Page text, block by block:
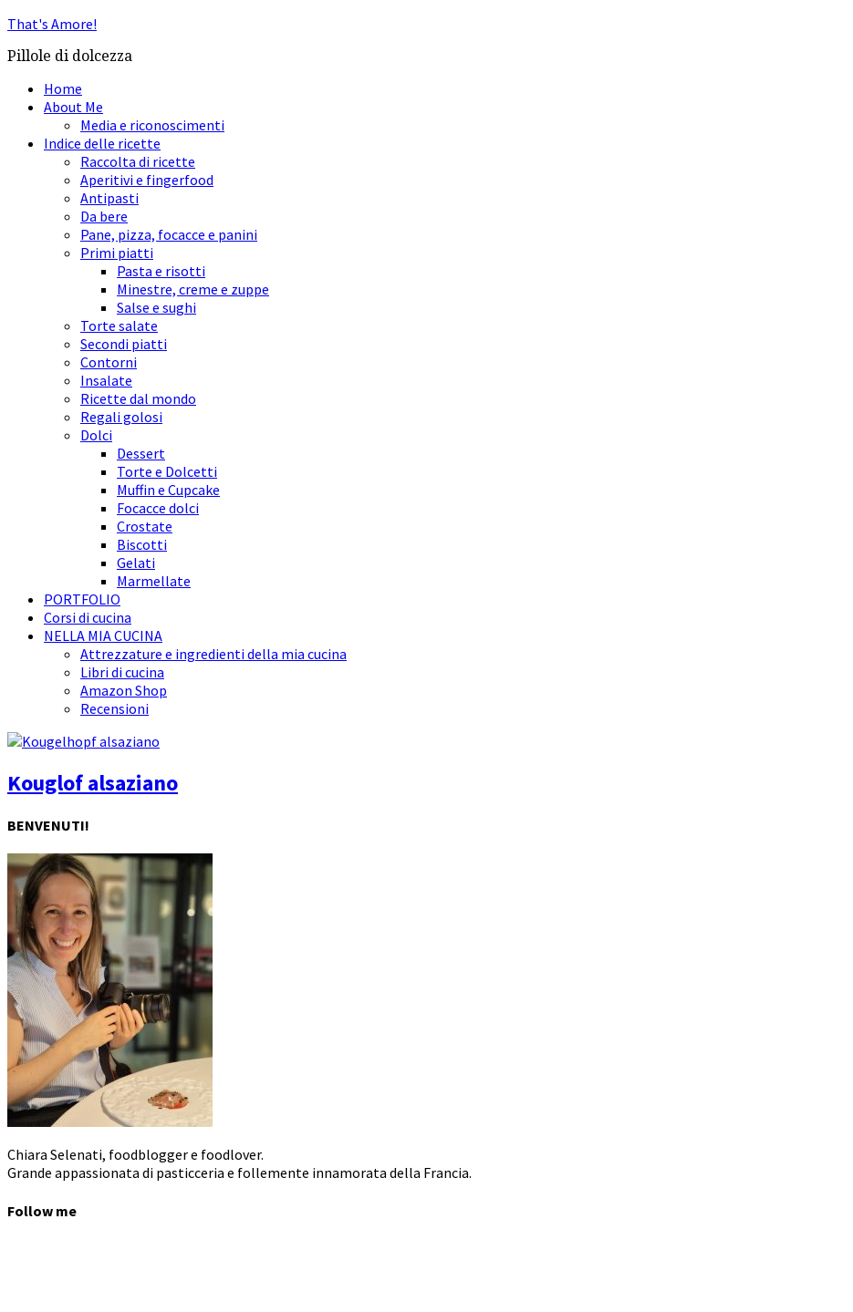
That's Amore!
Pillole di dolcezza
Home
About Me
Media e riconoscimenti
Indice delle ricette
Raccolta di ricette
Aperitivi e fingerfood
Antipasti
Da bere
Pane, pizza, focacce e panini
Primi piatti
Pasta e risotti
Minestre, creme e zuppe
Salse e sughi
Torte salate
Secondi piatti
Contorni
Insalate
Ricette dal mondo
Regali golosi
Dolci
Dessert
Torte e Dolcetti
Muffin e Cupcake
Focacce dolci
Crostate
Biscotti
Gelati
Marmellate
PORTFOLIO
Corsi di cucina
NELLA MIA CUCINA
Attrezzature e ingredienti della mia cucina
Libri di cucina
Amazon Shop
Recensioni
Kouglof alsaziano
BENVENUTI!
Chiara Selenati, foodblogger e foodlover.
Grande appassionata di pasticceria e follemente innamorata della Francia.
Follow me